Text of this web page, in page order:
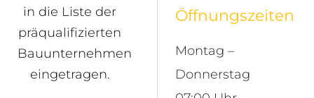
in die Liste der
präqualifizierten
Bauunternehmen
eingetragen.
Öffnungszeiten
Montag –
Donnerstag